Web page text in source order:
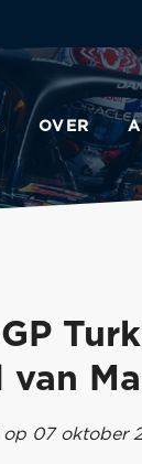
OVER
van
07 oktober